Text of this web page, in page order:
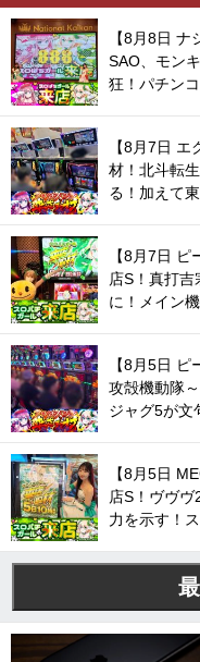
【8月8日
SAO、モン
狂！パチン
【8月7日
材！北斗転
る！加えて
【8月7日
店S！真打吉
に！メイン
【8月5日
攻殻機動隊
ジャグ5が文
【8月5日
店S！ヴヴ
力を示す！